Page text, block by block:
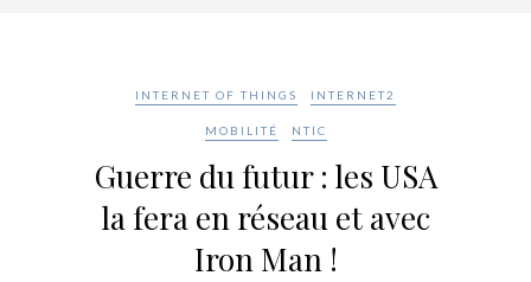
INTERNET OF THINGS INTERNET2
MOBILITÉ NTIC
Guerre du futur : les USA
la fera en réseau et avec
Iron Man !